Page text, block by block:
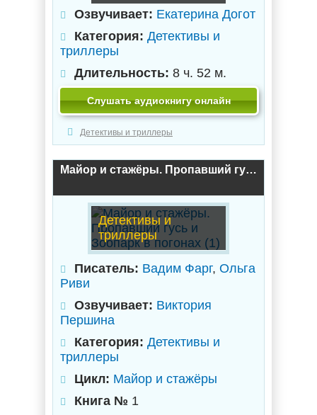
Озвучивает: Екатерина Догот
Категория: Детективы и
триллеры
Длительность: 8 ч. 52 м.
Слушать аудиокнигу онлайн
Детективы и триллеры
Майор и стажёры. Пропавший гусь и Зоопарк в погонах (1)
Детективы и
триллеры
Писатель: Вадим Фарг, Ольга
Риви
Озвучивает: Виктория
Першина
Категория: Детективы и
триллеры
Цикл: Майор и стажёры
Книга № 1